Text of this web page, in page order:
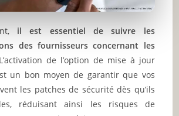
il est essentiel de suivre les
des fournisseurs concernant les
L’activation de l’option de mise à jour
un bon moyen de garantir que vos
les patches de sécurité dès qu’ils
réduisant ainsi les risques de